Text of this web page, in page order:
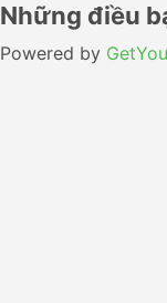
Những điều
Powered by